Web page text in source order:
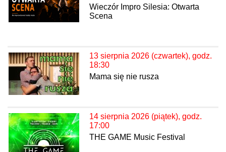
Wieczór Impro Silesia: Otwarta
Scena
13 sierpnia 2026 (czwartek), godz.
18:30
Mama się nie rusza
14 sierpnia 2026 (piątek), godz.
17:00
THE GAME Music Festival